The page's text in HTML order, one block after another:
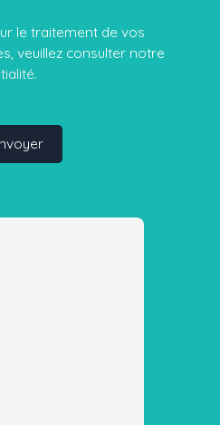
le traitement de vos
veuillez consulter notre
.